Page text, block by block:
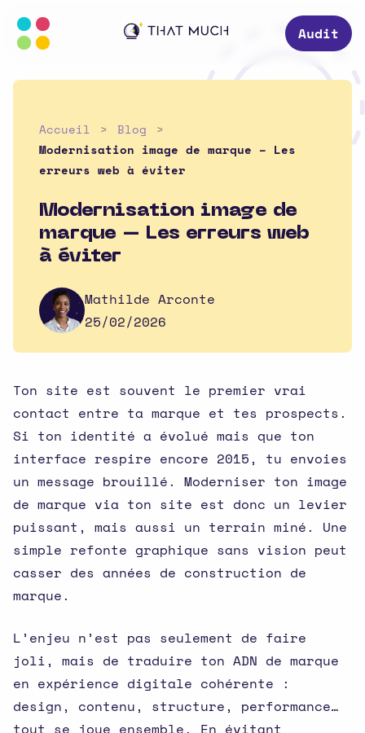
Audit
Accueil
Blog
Modernisation image de marque – Les
erreurs web à éviter
Modernisation image de
marque – Les erreurs web
à éviter
Mathilde Arconte
25/02/2026
Ton site est souvent le premier vrai
contact entre ta marque et tes prospects.
Si ton identité a évolué mais que ton
interface respire encore 2015, tu envoies
un message brouillé. Moderniser ton image
de marque via ton site est donc un levier
puissant, mais aussi un terrain miné. Une
simple refonte graphique sans vision peut
casser des années de construction de
marque.
L’enjeu n’est pas seulement de faire
joli, mais de traduire ton ADN de marque
en expérience digitale cohérente :
design, contenu, structure, performance…
tout se joue ensemble. En évitant